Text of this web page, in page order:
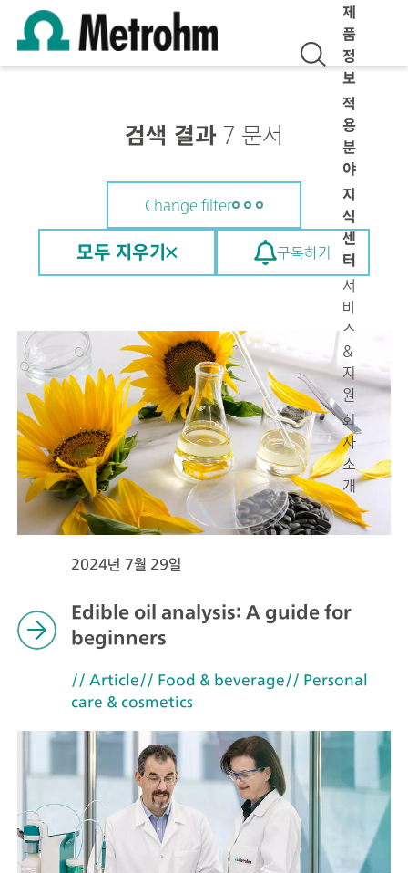
제
품
정
보
적
용
분
야
지
식
센
터
서
비
스
&
지
원
회
사
소
개
검색 결과 7 문서
Change filter
모두 지우기 구독하기
2024년 7월 29일
Edible oil analysis: A guide for
beginners
// Article// Food & beverage// Personal
care & cosmetics